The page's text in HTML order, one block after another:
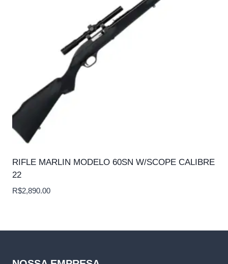
RIFLE MARLIN MODELO 60SN W/SCOPE CALIBRE
22
R$2,890.00